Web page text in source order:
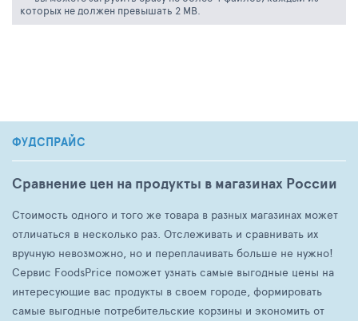
которых не должен превышать 2 MB.
ФУДСПРАЙС
Сравнение цен на продукты в магазинах России
Стоимость одного и того же товара в разных магазинах может
отличаться в несколько раз. Отслеживать и сравнивать их
вручную невозможно, но и переплачивать больше не нужно!
Сервис FoodsPrice поможет узнать самые выгодные цены на
интересующие вас продукты в своем городе, формировать
самые выгодные потребительские корзины и экономить от